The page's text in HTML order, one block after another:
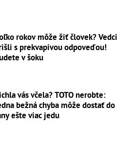
rokov môže žiť človek? Vedci
s prekvapivou odpoveďou!
v šoku
vás včela? TOTO nerobte:
bežná chyba môže dostať do
ešte viac jedu